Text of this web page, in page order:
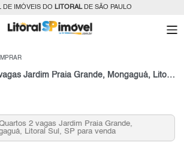
DE IMÓVEIS DO LITORALDE SÃO PAULO
Casas 2 Quartos 2 vagas Jardim Praia Grande, Mongaguá, Litoral Sul, SP para venda
2 vagas Jardim Praia Grande,
Litoral Sul, SP para venda